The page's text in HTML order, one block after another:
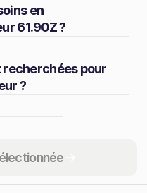
en
61.90Z ?
pour
?